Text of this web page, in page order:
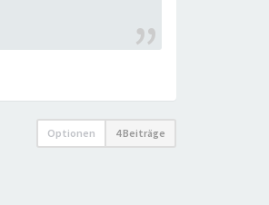
Optionen 4 Beiträge